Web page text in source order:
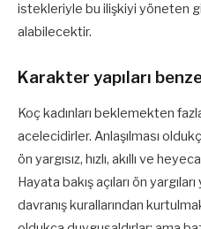
istekleriyle bu ilişkiyi yöneten
alabilecektir.
Karakter yapıları
Koç kadınları beklemekten
acelecidirler. Anlaşılması
ön yargısız, hızlı, akıllı ve
Hayata bakış açıları ön
davranış kurallarından